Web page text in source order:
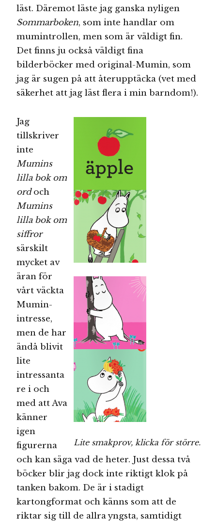
läst. Däremot läste jag ganska nyligen
Sommarboken, som inte handlar om
mumintrollen, men som är väldigt fin.
Det finns ju också väldigt fina
bilderböcker med original-Mumin, som
jag är sugen på att återupptäcka (vet med
säkerhet att jag läst flera i min barndom!).
Lite smakprov, klicka för större.
Jag
tillskriver
inte
Mumins
lilla bok om
ordoch
Mumins
lilla bok om
siffror
särskilt
mycket av
äran för
vårt väckta
Mumin-
intresse,
men de har
ändå blivit
lite
intressanta
re i och
med att Ava
känner
igen
figurerna
och kan säga vad de heter. Just dessa två
böcker blir jag dock inte riktigt klok på
tanken bakom. De är i stadigt
kartongformat och känns som att de
riktar sig till de allra yngsta, samtidigt